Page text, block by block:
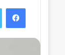
فيسبوك